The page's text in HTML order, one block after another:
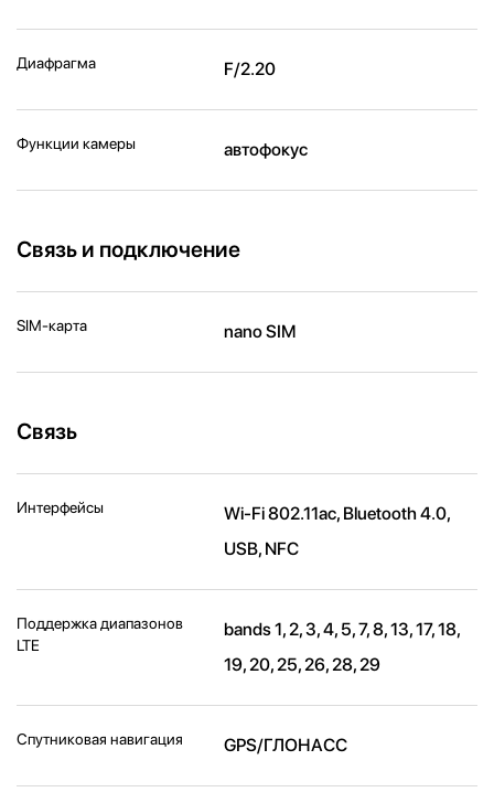
Диафрагма F/2.20
Функции камеры автофокус
Связь и подключение
SIM-карта nano SIM
Связь
Интерфейсы
Wi-Fi 802.11ac, Bluetooth 4.0,
USB, NFC
Поддержка диапазонов
LTE
bands 1, 2, 3, 4, 5, 7, 8, 13, 17, 18,
19, 20, 25, 26, 28, 29
Спутниковая навигация GPS/ГЛОНАСС